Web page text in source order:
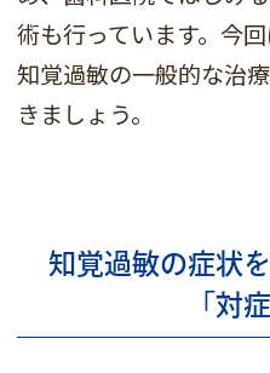
術も行っています。今
知覚過敏の一般的な治
きましょう。
知覚過敏の症状
「対